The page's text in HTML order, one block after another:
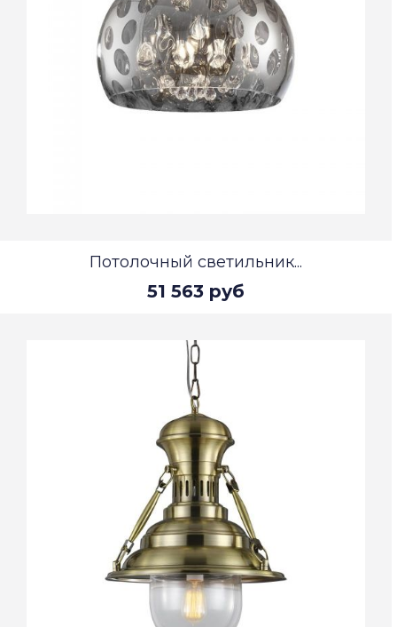
Потолочный светильник...
51 563 руб